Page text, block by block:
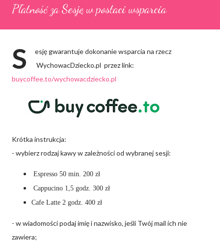
Płatność za Sesję w postaci wsparcia
S esję gwarantujedokonanie wsparcia na rzecz
WychowacDziecko.pl przez link:
buycoffee.to/wychowacdziecko.pl
Krótka instrukcja:
- wybierz rodzaj kawy w zależności od wybranej sesji:
Espresso 50 min. 200 zł
Cappucino 1,5 godz. 300 zł
Cafe Latte 2 godz. 400 zł
- w wiadomości podaj imię i nazwisko, jeśli Twój mail ich nie
zawiera;